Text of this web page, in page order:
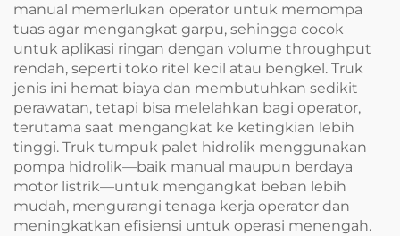
manual memerlukan operator untuk memompa
tuas agar mengangkat garpu, sehingga cocok
untuk aplikasi ringan dengan volume throughput
rendah, seperti toko ritel kecil atau bengkel. Truk
jenis ini hemat biaya dan membutuhkan sedikit
perawatan, tetapi bisa melelahkan bagi operator,
terutama saat mengangkat ke ketingkian lebih
tinggi. Truk tumpuk palet hidrolik menggunakan
pompa hidrolik—baik manual maupun berdaya
motor listrik—untuk mengangkat beban lebih
mudah, mengurangi tenaga kerja operator dan
meningkatkan efisiensi untuk operasi menengah.